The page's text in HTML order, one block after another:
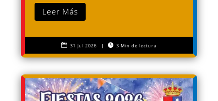
Leer Más
 31 Jul 2026 |  3 Min de lectura